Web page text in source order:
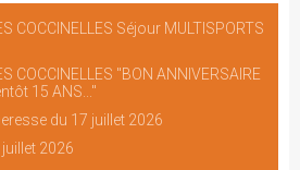
COCCINELLES Séjour MULTISPORTS
COCCINELLES "BON ANNIVERSAIRE
15 ANS..."
du 17 juillet 2026
2026